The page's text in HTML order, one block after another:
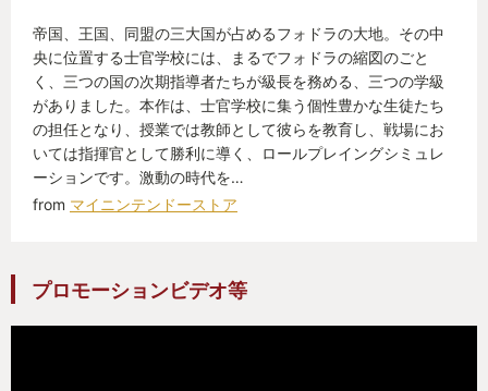
総じて、ゲームの完成度・満足度はとても高い。前
のFEシリーズをプレイしているユーザーほど仕様の
変更に戸惑うこともあるが、慣れの範疇であり、自
由度の高い育成やキャラクターに対する愛情をより
注げる、素晴らしいゲームだと思う。
帝国、王国、同盟の三大国が占めるフォドラの大地。その中
央に位置する士官学校には、まるでフォドラの縮図のごと
く、三つの国の次期指導者たちが級長を務める、三つの学級
がありました。本作は、士官学校に集う個性豊かな生徒たち
の担任となり、授業では教師として彼らを教育し、戦場にお
いては指揮官として勝利に導く、ロールプレイングシミュレ
ーションです。激動の時代を…
from マイニンテンドーストア
プロモーションビデオ等